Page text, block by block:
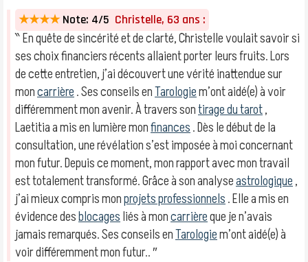
★★★★ Note: 4/5 Christelle, 63 ans :
‶ En quête de sincérité et de clarté, Christelle voulait savoir si
ses choix financiers récents allaient porter leurs fruits. Lors
de cette entretien, j’ai découvert une vérité inattendue sur
moncarrière. Ses conseils enTarologiem’ont aidé(e) à voir
différemment mon avenir. À travers sontirage du tarot,
Laetitia a mis en lumière monfinances. Dès le début de la
consultation, une révélation s’est imposée à moi concernant
mon futur. Depuis ce moment, mon rapport avec mon travail
est totalement transformé. Grâce à son analyseastrologique,
j’ai mieux compris monprojets professionnels. Elle a mis en
évidence desblocagesliés à moncarrièreque je n’avais
jamais remarqués. Ses conseils enTarologiem’ont aidé(e) à
voir différemment mon futur.. ″